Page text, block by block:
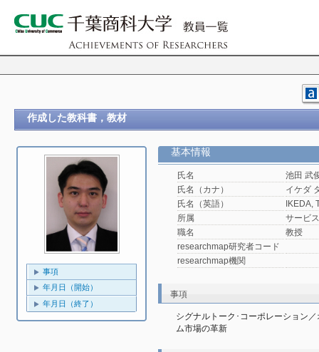
作成した教科書，教材
事項
年月日（開始）
年月日（終了）
基本情報
氏名
池田 武
氏名（カナ）
イケダ
氏名（英語）
IKEDA,
所属
サービ
職名
教授
researchmap研究者コード
researchmap機関
事項
シグナルトーク･コーポレーション
ム市場の革新